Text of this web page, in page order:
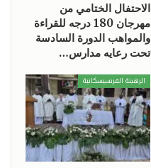
الاحتفال الختامي من
مهرجان 180 درجه للقراءة
والمواهب الدورة السادسة
تحت رعايه مدارس…
الرهبنة الفرنسيسكانية